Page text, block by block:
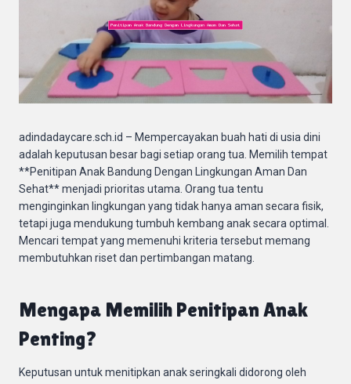
adindadaycare.sch.id – Mempercayakan buah hati di usia dini
adalah keputusan besar bagi setiap orang tua. Memilih tempat
**Penitipan Anak Bandung Dengan Lingkungan Aman Dan
Sehat** menjadi prioritas utama. Orang tua tentu
menginginkan lingkungan yang tidak hanya aman secara fisik,
tetapi juga mendukung tumbuh kembang anak secara optimal.
Mencari tempat yang memenuhi kriteria tersebut memang
membutuhkan riset dan pertimbangan matang.
Mengapa Memilih Penitipan Anak
Penting?
Keputusan untuk menitipkan anak seringkali didorong oleh